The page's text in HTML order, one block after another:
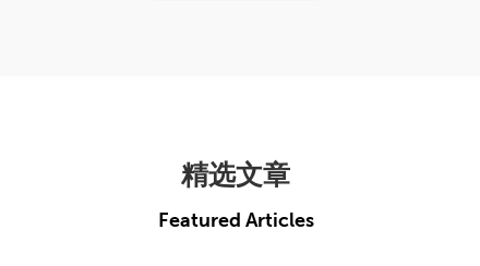
精选文章
Featured Articles